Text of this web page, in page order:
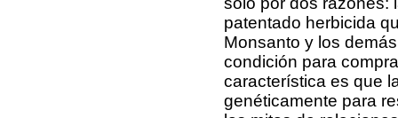
patentado herbicida
Monsanto y los
condición para
característica es que
genéticamente para